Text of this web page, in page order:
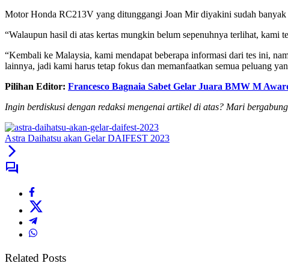
Motor Honda RC213V yang ditunggangi Joan Mir diyakini sudah
“Walaupun hasil di atas kertas mungkin belum sepenuhnya terlihat,
“Kembali ke Malaysia, kami mendapat beberapa informasi dari tes ini,
lainnya, jadi kami harus tetap fokus dan memanfaatkan semua peluang
Pilihan Editor: Francesco Bagnaia Sabet Gelar Juara BMW M
Ingin berdiskusi dengan redaksi mengenai artikel di atas? Mari
Astra Daihatsu akan Gelar DAIFEST 2023
Related Posts